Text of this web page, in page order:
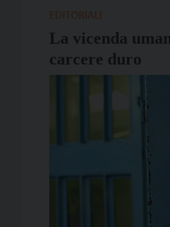
La vicenda
carcere duro